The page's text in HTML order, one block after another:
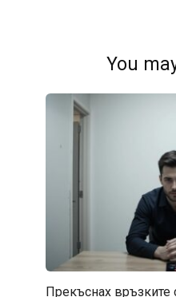
You
Прекъснах връзките